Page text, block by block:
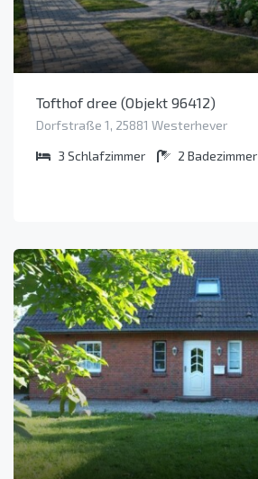
Tofthof dree (Objekt 96412)
Dorfstraße 1, 25881 Westerhever
3 Schlafzimmer 2 Badezimmer